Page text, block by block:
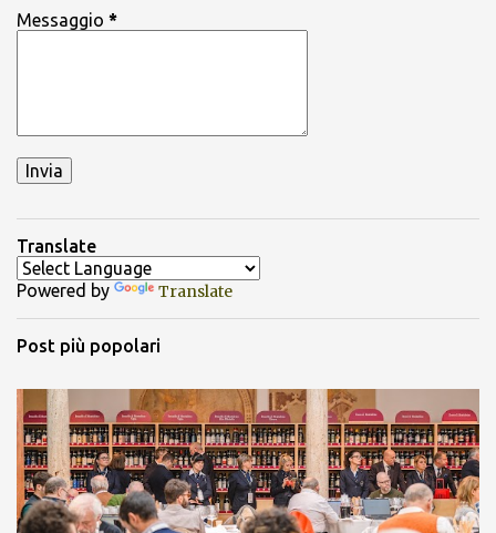
Messaggio *
Translate
Powered by Translate
Post più popolari